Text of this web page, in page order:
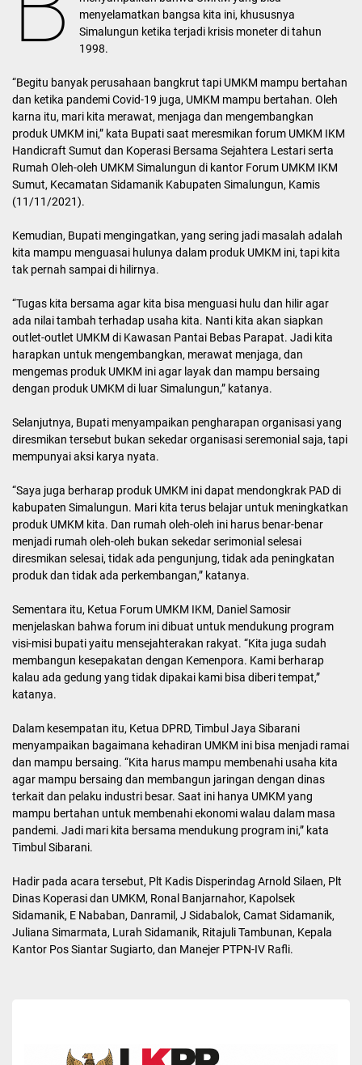
menyelamatkan bangsa kita ini, khususnya
Simalungun ketika terjadi krisis moneter di tahun
1998.
“Begitu banyak perusahaan bangkrut tapi UMKM mampu bertahan
dan ketika pandemi Covid-19 juga, UMKM mampu bertahan. Oleh
karna itu, mari kita merawat, menjaga dan mengembangkan
produk UMKM ini,” kata Bupati saat meresmikan forum UMKM IKM
Handicraft Sumut dan Koperasi Bersama Sejahtera Lestari serta
Rumah Oleh-oleh UMKM Simalungun di kantor Forum UMKM IKM
Sumut, Kecamatan Sidamanik Kabupaten Simalungun, Kamis
(11/11/2021).
Kemudian, Bupati mengingatkan, yang sering jadi masalah adalah
kita mampu menguasai hulunya dalam produk UMKM ini, tapi kita
tak pernah sampai di hilirnya.
“Tugas kita bersama agar kita bisa menguasi hulu dan hilir agar
ada nilai tambah terhadap usaha kita. Nanti kita akan siapkan
outlet-outlet UMKM di Kawasan Pantai Bebas Parapat. Jadi kita
harapkan untuk mengembangkan, merawat menjaga, dan
mengemas produk UMKM ini agar layak dan mampu bersaing
dengan produk UMKM di luar Simalungun,” katanya.
Selanjutnya, Bupati menyampaikan pengharapan organisasi yang
diresmikan tersebut bukan sekedar organisasi seremonial saja, tapi
mempunyai aksi karya nyata.
“Saya juga berharap produk UMKM ini dapat mendongkrak PAD di
kabupaten Simalungun. Mari kita terus belajar untuk meningkatkan
produk UMKM kita. Dan rumah oleh-oleh ini harus benar-benar
menjadi rumah oleh-oleh bukan sekedar serimonial selesai
diresmikan selesai, tidak ada pengunjung, tidak ada peningkatan
produk dan tidak ada perkembangan,” katanya.
Sementara itu, Ketua Forum UMKM IKM, Daniel Samosir
menjelaskan bahwa forum ini dibuat untuk mendukung program
visi-misi bupati yaitu mensejahterakan rakyat. “Kita juga sudah
membangun kesepakatan dengan Kemenpora. Kami berharap
kalau ada gedung yang tidak dipakai kami bisa diberi tempat,”
katanya.
Dalam kesempatan itu, Ketua DPRD, Timbul Jaya Sibarani
menyampaikan bagaimana kehadiran UMKM ini bisa menjadi ramai
dan mampu bersaing. “Kita harus mampu membenahi usaha kita
agar mampu bersaing dan membangun jaringan dengan dinas
terkait dan pelaku industri besar. Saat ini hanya UMKM yang
mampu bertahan untuk membenahi ekonomi walau dalam masa
pandemi. Jadi mari kita bersama mendukung program ini,” kata
Timbul Sibarani.
Hadir pada acara tersebut, Plt Kadis Disperindag Arnold Silaen, Plt
Dinas Koperasi dan UMKM, Ronal Banjarnahor, Kapolsek
Sidamanik, E Nababan, Danramil, J Sidabalok, Camat Sidamanik,
Juliana Simarmata, Lurah Sidamanik, Ritajuli Tambunan, Kepala
Kantor Pos Siantar Sugiarto, dan Manejer PTPN-IV Rafli.